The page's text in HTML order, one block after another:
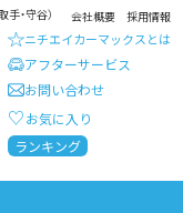
・守谷） 会社概要 採用情報
ィーラー ニチエイ・
ニチエイカーマックスとは
アフターサービス
お問い合わせ
お気に入り
ランキング